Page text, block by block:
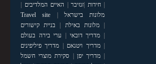
|חידות |זנזיבר | האיים המלדיבים |
מלונות בישראל |
Travel site
|מלונות באילת | בניית קישורים
| מדריך דובאי | ערי בירה בעולם
|מדריך ויטנאם | מדריך פיליפינים
|מדריך יפן | סקירת מוצרי חשמל